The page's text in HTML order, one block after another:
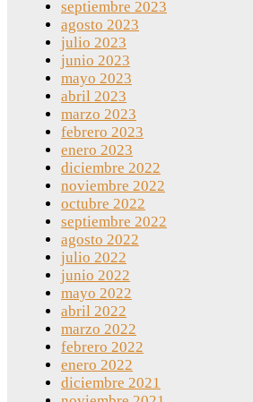
septiembre 2023
agosto 2023
julio 2023
junio 2023
mayo 2023
abril 2023
marzo 2023
febrero 2023
enero 2023
diciembre 2022
noviembre 2022
octubre 2022
septiembre 2022
agosto 2022
julio 2022
junio 2022
mayo 2022
abril 2022
marzo 2022
febrero 2022
enero 2022
diciembre 2021